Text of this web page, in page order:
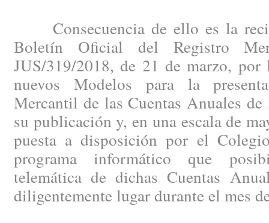
Consecuencia de ello es la
Boletín Oficial del Registro
JUS/319/2018, de 21 de marzo, por
nuevos Modelos para la
Mercantil de las Cuentas Anuales
su publicación y, en una escala de
puesta a disposición por el
programa informático que
telemática de dichas Cuentas
diligentemente lugar durante el mes